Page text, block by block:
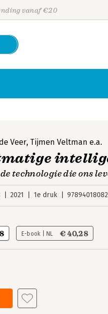
vanaf €20
Veer, Tijmen Veltman e.a.
technologie die ons
2021 1e druk
E-book | NL € 40,28
Personen